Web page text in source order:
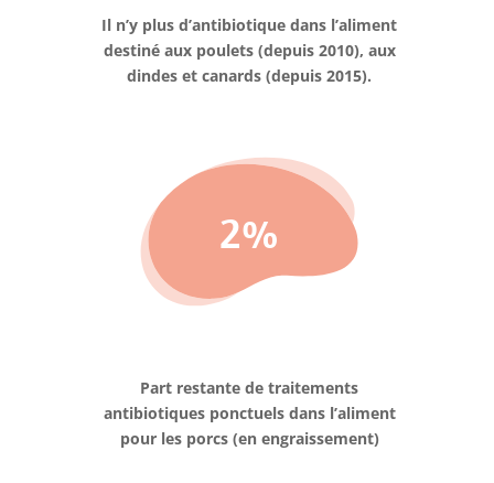
Il n’y plus d’antibiotique dans l’aliment
destiné aux poulets (depuis 2010), aux
dindes et canards (depuis 2015).
2%
Part restante de traitements
antibiotiques ponctuels dans l’aliment
pour les porcs (en engraissement)